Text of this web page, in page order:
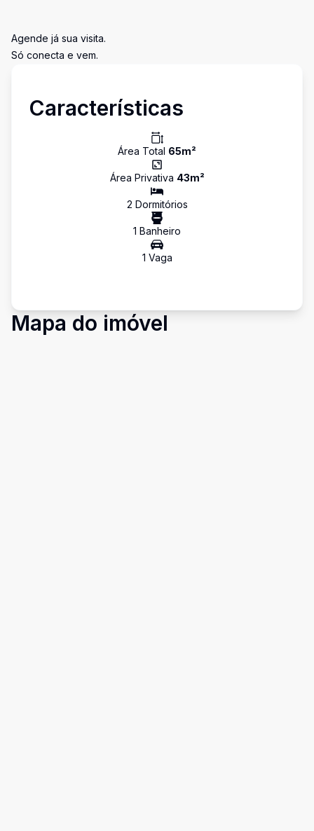
Agende já sua visita.
Só conecta e vem.
Características
Área Total 65m²
Área Privativa 43m²
2 Dormitórios
1 Banheiro
1 Vaga
Mapa do imóvel